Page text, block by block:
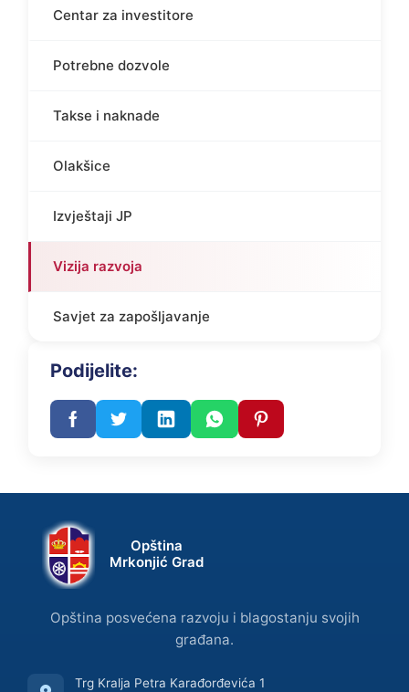
Centar za investitore
Potrebne dozvole
Takse i naknade
Olakšice
Izvještaji JP
Vizija razvoja
Savjet za zapošljavanje
Podijelite:
Opština
Mrkonjić Grad
Opština posvećena razvoju i blagostanju svojih
građana.
Trg Kralja Petra Karađorđevića 1